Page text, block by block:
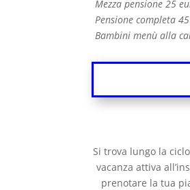
Mezza pensione 25
Pensione completa
Bambini menù alla
Si trova lungo la
vacanza attiva
prenotare la tua